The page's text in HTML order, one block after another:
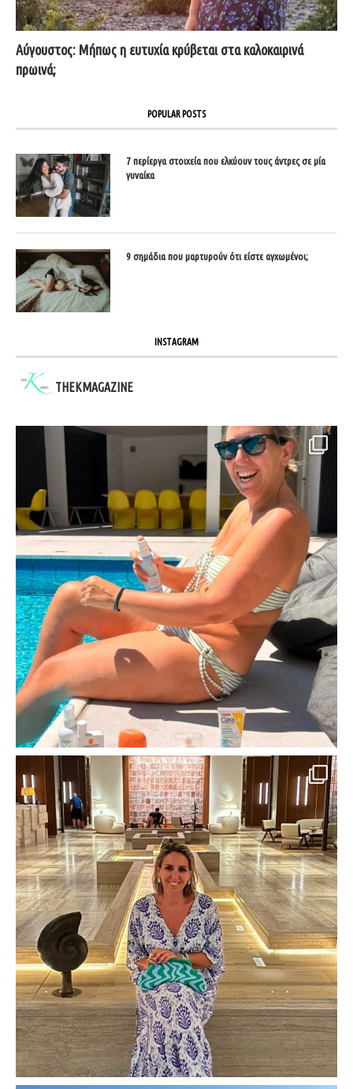
Αύγουστος: Μήπως η ευτυχία κρύβεται στα καλοκαιρινά
πρωινά;
POPULAR POSTS
7 περίεργα στοιχεία που ελκύουν τους άντρες σε μία
γυναίκα
9 σημάδια που μαρτυρούν ότι είστε αγχωμένοι;
INSTAGRAM
THEKMAGAZINE